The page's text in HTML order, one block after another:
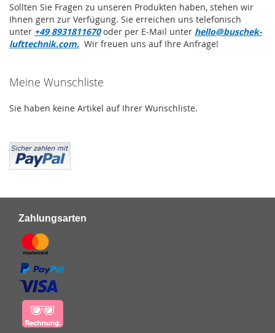
Sollten Sie Fragen zu unseren Produkten haben, stehen wir
Ihnen gern zur Verfügung. Sie erreichen uns telefonisch
unter +49 8931811670oder per E-Mail unter hello@buschek-
lufttechnik.com. Wir freuen uns auf Ihre Anfrage!
Meine Wunschliste
Sie haben keine Artikel auf Ihrer Wunschliste.
Zahlungsarten